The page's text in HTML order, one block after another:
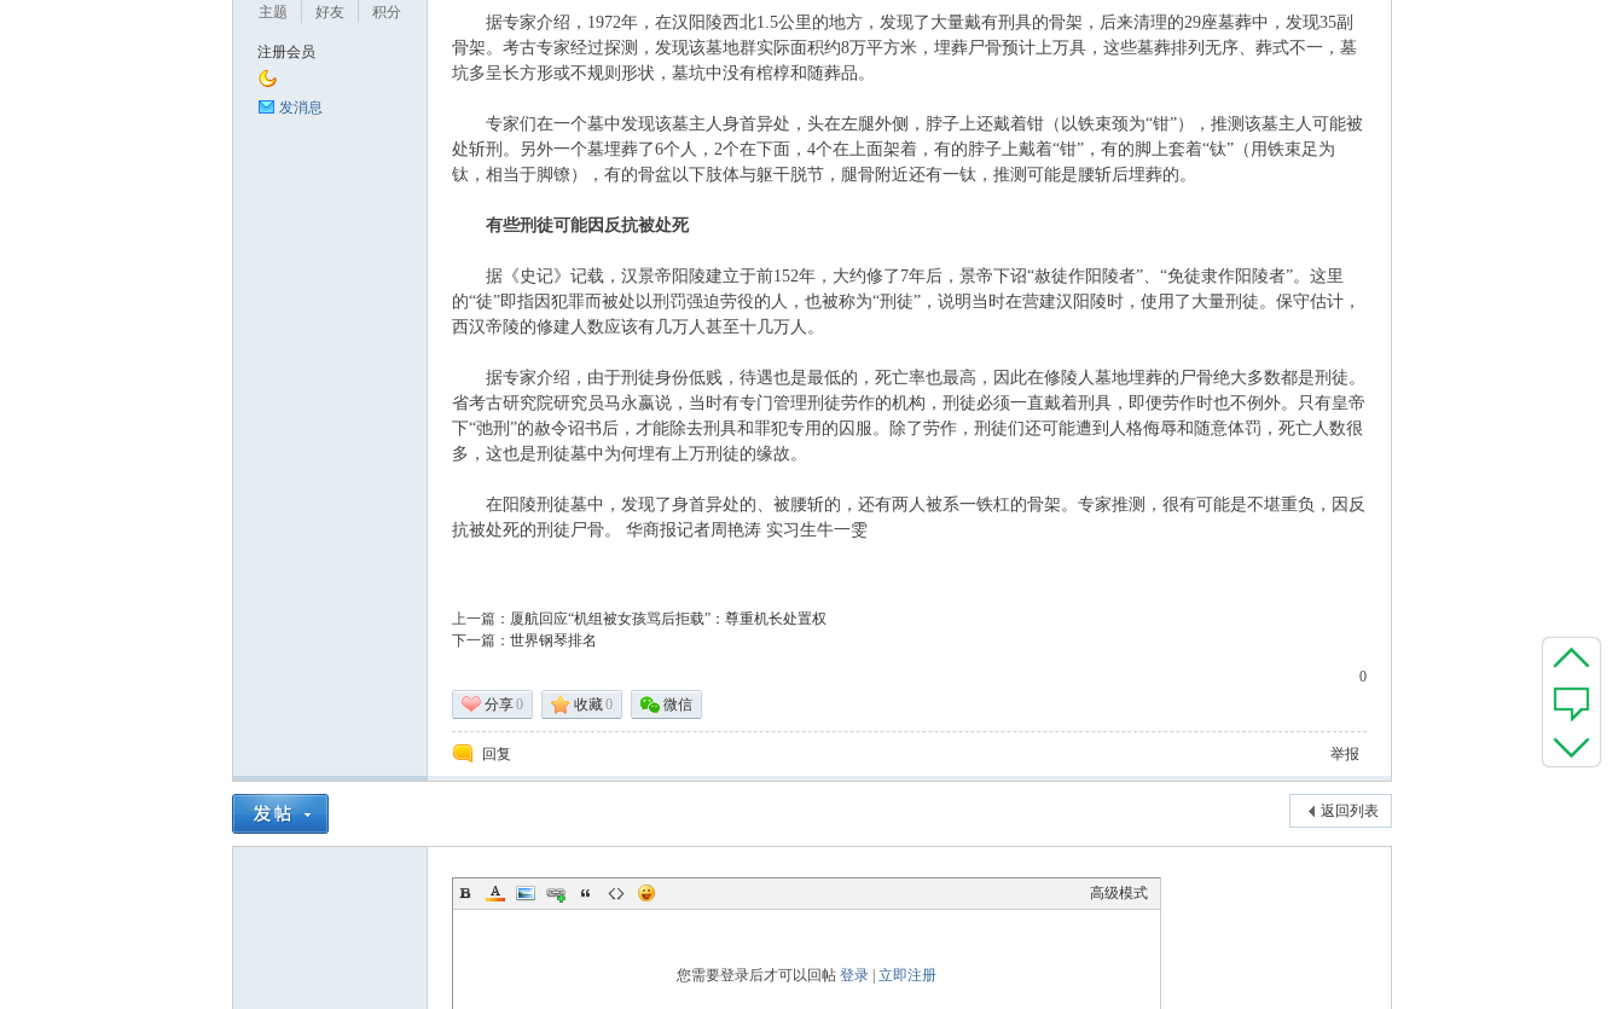
主题
好友
积分
注册会员
发消息
据专家介绍，1972年，在汉阳陵西北1.5公里的地方，发现了大量戴有刑具的骨架，后来清理的29座墓葬中，发现35副
骨架。考古专家经过探测，发现该墓地群实际面积约8万平方米，埋葬尸骨预计上万具，这些墓葬排列无序、葬式不一，墓
坑多呈长方形或不规则形状，墓坑中没有棺椁和随葬品。
专家们在一个墓中发现该墓主人身首异处，头在左腿外侧，脖子上还戴着钳（以铁束颈为“钳”），推测该墓主人可能被
处斩刑。另外一个墓埋葬了6个人，2个在下面，4个在上面架着，有的脖子上戴着“钳”，有的脚上套着“钛”（用铁束足为
钛，相当于脚镣），有的骨盆以下肢体与躯干脱节，腿骨附近还有一钛，推测可能是腰斩后埋葬的。
有些刑徒可能因反抗被处死
据《史记》记载，汉景帝阳陵建立于前152年，大约修了7年后，景帝下诏“赦徒作阳陵者”、“免徒隶作阳陵者”。这里
的“徒”即指因犯罪而被处以刑罚强迫劳役的人，也被称为“刑徒”，说明当时在营建汉阳陵时，使用了大量刑徒。保守估计，
西汉帝陵的修建人数应该有几万人甚至十几万人。
据专家介绍，由于刑徒身份低贱，待遇也是最低的，死亡率也最高，因此在修陵人墓地埋葬的尸骨绝大多数都是刑徒。
省考古研究院研究员马永嬴说，当时有专门管理刑徒劳作的机构，刑徒必须一直戴着刑具，即便劳作时也不例外。只有皇帝
下“弛刑”的赦令诏书后，才能除去刑具和罪犯专用的囚服。除了劳作，刑徒们还可能遭到人格侮辱和随意体罚，死亡人数很
多，这也是刑徒墓中为何埋有上万刑徒的缘故。
在阳陵刑徒墓中，发现了身首异处的、被腰斩的，还有两人被系一铁杠的骨架。专家推测，很有可能是不堪重负，因反
抗被处死的刑徒尸骨。 华商报记者周艳涛 实习生牛一雯
上一篇： 厦航回应“机组被女孩骂后拒载”：尊重机长处置权
下一篇： 世界钢琴排名
0
分享0 收藏0 微信
回复 举报
返回列表
高级模式
您需要登录后才可以回帖 登录 立即注册